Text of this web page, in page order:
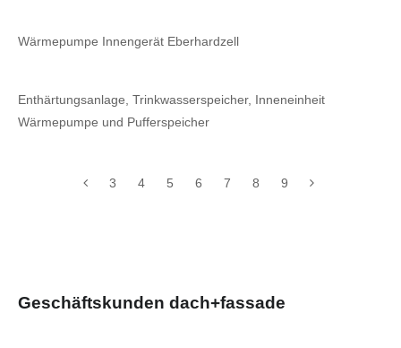
Wärmepumpe Innengerät Eberhardzell
Enthärtungsanlage, Trinkwasserspeicher, Inneneinheit
Wärmepumpe und Pufferspeicher
3 4 5 6 7 8 9
Geschäftskunden dach+fassade